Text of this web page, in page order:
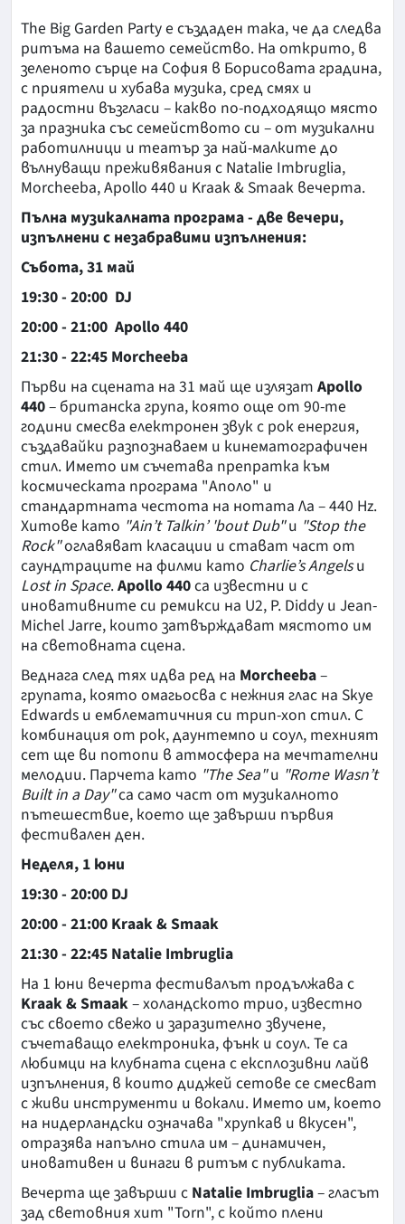
The Big Garden Party е създаден така, че да следва
ритъма на вашето семейство. На открито, в
зеленото сърце на София в Борисовата градина,
с приятели и хубава музика, сред смях и
радостни възгласи – какво по-подходящо място
за празника със семейството си – от музикални
работилници и театър за най-малките до
вълнуващи преживявания с Natalie Imbruglia,
Morcheeba, Apollo 440 и Kraak & Smaak вечерта.
Пълна музикалната програма - две вечери,
изпълнени с незабравими изпълнения:
Събота, 31 май
19:30 - 20:00 DJ
20:00 - 21:00 Apollo 440
21:30 - 22:45 Morcheeba
Първи на сцената на 31 май ще излязат Apollo
440– британска група, която още от 90-те
години смесва електронен звук с рок енергия,
създавайки разпознаваем и кинематографичен
стил. Името им съчетава препратка към
космическата програма "Аполо" и
стандартната честота на нотата Ла – 440 Hz.
Хитове като "Ain’t Talkin’ 'bout Dub"и "Stop the
Rock"оглавяват класации и стават част от
саундтраците на филми като Charlie’s Angelsи
Lost in Space.Apollo 440са известни и с
иновативните си ремикси на U2, P. Diddy и Jean-
Michel Jarre, които затвърждават мястото им
на световната сцена.
Веднага след тях идва ред на Morcheeba–
групата, която омагьосва с нежния глас на Skye
Edwards и емблематичния си трип-хоп стил. С
комбинация от рок, даунтемпо и соул, техният
сет ще ви потопи в атмосфера на мечтателни
мелодии. Парчета като "The Sea"и "Rome Wasn’t
Built in a Day"са само част от музикалното
пътешествие, което ще завърши първия
фестивален ден.
Неделя, 1 юни
19:30 - 20:00 DJ
20:00 - 21:00 Kraak & Smaak
21:30 - 22:45 Natalie Imbruglia
На 1 юни вечерта фестивалът продължава с
Kraak & Smaak– холандското трио, известно
със своето свежо и заразително звучене,
съчетаващо електроника, фънк и соул. Те са
любимци на клубната сцена с експлозивни лайв
изпълнения, в които диджей сетове се смесват
с живи инструменти и вокали. Името им, което
на нидерландски означава "хрупкав и вкусен",
отразява напълно стила им – динамичен,
иновативен и винаги в ритъм с публиката.
Вечерта ще завърши с Natalie Imbruglia– гласът
зад световния хит "Torn", с който плени